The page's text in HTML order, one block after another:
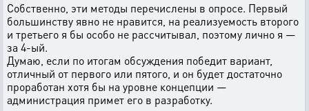
Собственно, эти методы перечислены в опросе. Первый
большинству явно не нравится, на реализуемость второго
и третьего я бы особо не рассчитывал, поэтому лично я —
за 4-ый.
Думаю, если по итогам обсуждения победит вариант,
отличный от первого или пятого, и он будет достаточно
проработан хотя бы на уровне концепции —
администрация примет его в разработку.